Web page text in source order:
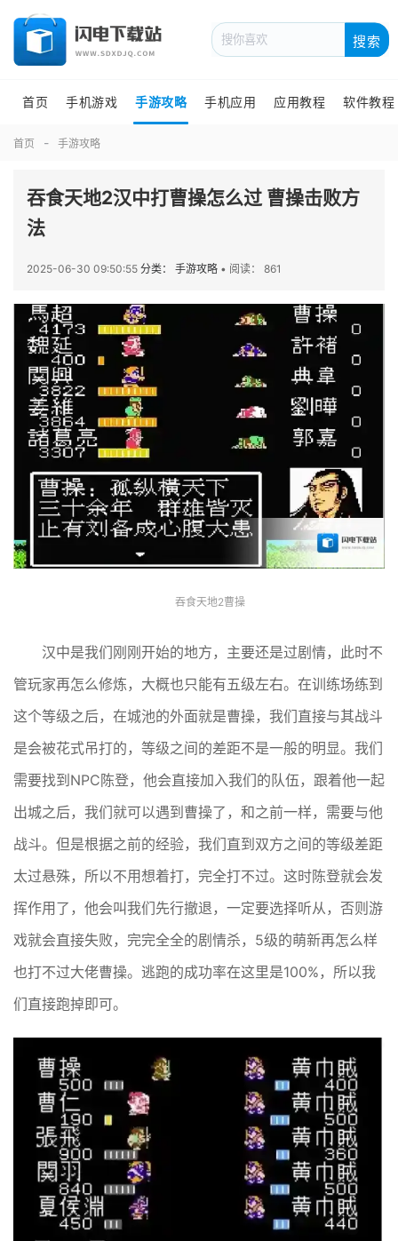
搜索
首页 手机游戏 手游攻略 手机应用 应用教程 软件教程
首页 手游攻略
吞食天地2汉中打曹操怎么过 曹操击败方
法
2025-06-30 09:50:55 分类： 手游攻略 • 阅读： 861
吞食天地2曹操
汉中是我们刚刚开始的地方，主要还是过剧情，此时不
管玩家再怎么修炼，大概也只能有五级左右。在训练场练到
这个等级之后，在城池的外面就是曹操，我们直接与其战斗
是会被花式吊打的，等级之间的差距不是一般的明显。我们
需要找到NPC陈登，他会直接加入我们的队伍，跟着他一起
出城之后，我们就可以遇到曹操了，和之前一样，需要与他
战斗。但是根据之前的经验，我们直到双方之间的等级差距
太过悬殊，所以不用想着打，完全打不过。这时陈登就会发
挥作用了，他会叫我们先行撤退，一定要选择听从，否则游
戏就会直接失败，完完全全的剧情杀，5级的萌新再怎么样
也打不过大佬曹操。逃跑的成功率在这里是100%，所以我
们直接跑掉即可。